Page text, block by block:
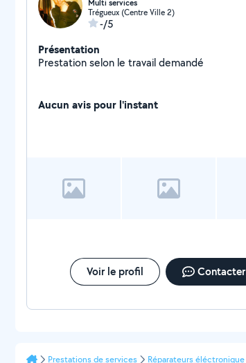
Multi services
Trégueux (Centre Ville 2)
-/5
Présentation
Prestation selon le travail demandé
Aucun avis pour l'instant
Voir le profil Contacter
Prestations de services Réparateurs éléctronique